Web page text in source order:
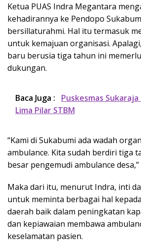
Ketua PUAS Indra Megantara
kehadirannya ke Pendopo
bersillaturahmi. Hal itu termasuk
untuk kemajuan organisasi.
baru berusia tiga tahun ini
dukungan.
Baca Juga :
Puskesmas
Lima Pilar STBM
“Kami di Sukabumi ada wadah
ambulance. Kita sudah berdiri tiga
besar pengemudi ambulance
Maka dari itu, menurut Indra, inti
untuk meminta berbagai hal
daerah baik dalam peningkatan
dan kepiawaian membawa
keselamatan pasien.